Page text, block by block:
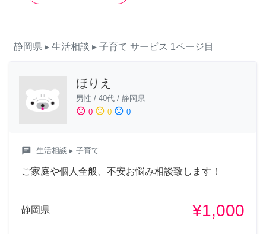
静岡県 ▸ 生活相談 ▸ 子育て サービス 1ページ目
ほりえ
男性 / 40代 / 静岡県
sentiment_satisfied 0 sentiment_neutral 0 sentiment_dissatisfied 0
chat 生活相談 ▸ 子育て
ご家庭や個人全般、不安お悩み相談致します！
静岡県 ¥1,000